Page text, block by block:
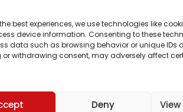
best experiences, we use technologies like
device information. Consenting to these
data such as browsing behavior or unique IDs
withdrawing consent, may adversely affect
Deny
6471-1511626